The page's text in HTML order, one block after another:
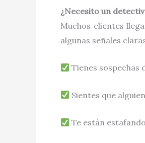
¿Necesito un
Muchos clientes
algunas señales
Tienes sospechas
Sientes que
Te están